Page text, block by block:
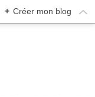
+ Créer mon blog